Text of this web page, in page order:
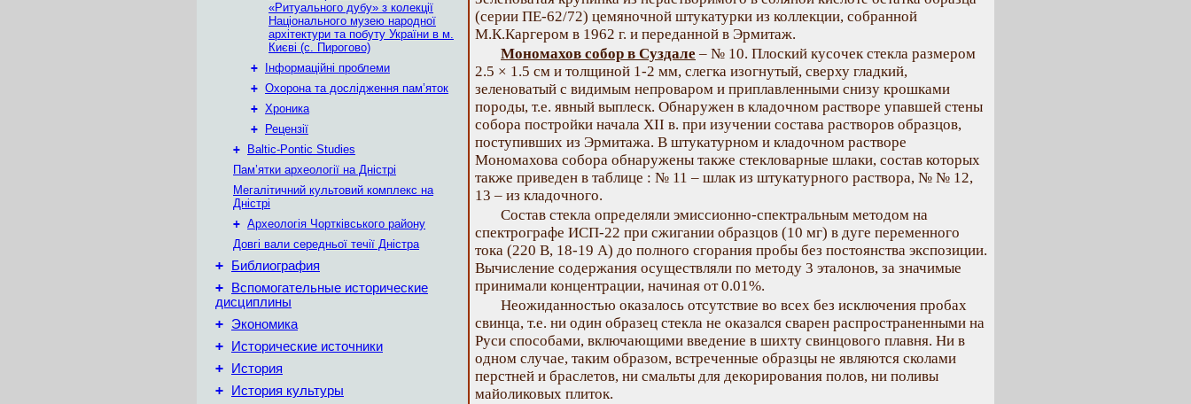
«Ритуального дубу» з колекції
Національного музею народної
архітектури та побуту України в м.
Києві (с. Пирогово)
+
Інформаційні проблеми
+ Охорона та дослідження пам’яток
+ Хроника
+
Рецензії
+
Baltic-Pontic Studies
Пам’ятки археології на Дністрі
Мегалітичний культовий комплекс на
Дністрі
+ Археологія Чортківського району
Довгі вали середньої течії Дністра
+ Библиография
+
Вспомогательные исторические
дисциплины
+ Экономика
+ Исторические источники
+ История
+ История культуры
(серии ПЕ-62/72) цемяночной штукатурки из коллекции, собранной
М.К.Каргером в 1962 г. и переданной в Эрмитаж.
Мономахов собор в Суздале – № 10. Плоский кусочек стекла размером
2.5 × 1.5 см и толщиной 1-2 мм, слегка изогнутый, сверху гладкий,
зеленоватый с видимым непроваром и приплавленными снизу крошками
породы, т.е. явный выплеск. Обнаружен в кладочном растворе упавшей стены
собора постройки начала XII в. при изучении состава растворов образцов,
поступивших из Эрмитажа. В штукатурном и кладочном растворе
Мономахова собора обнаружены также стекловарные шлаки, состав которых
также приведен в таблице : № 11 – шлак из штукатурного раствора, № № 12,
13 – из кладочного.
Состав стекла определяли эмиссионно-спектральным методом на
спектрографе ИСП-22 при сжигании образцов (10 мг) в дуге переменного
тока (220 В, 18-19 А) до полного сгорания пробы без постоянства экспозиции.
Вычисление содержания осуществляли по методу 3 эталонов, за значимые
принимали концентрации, начиная от 0.01%.
Неожиданностью оказалось отсутствие во всех без исключения пробах
свинца, т.е. ни один образец стекла не оказался сварен распространенными на
Руси способами, включающими введение в шихту свинцового плавня. Ни в
одном случае, таким образом, встреченные образцы не являются сколами
перстней и браслетов, ни смальты для декорирования полов, ни поливы
майоликовых плиток.